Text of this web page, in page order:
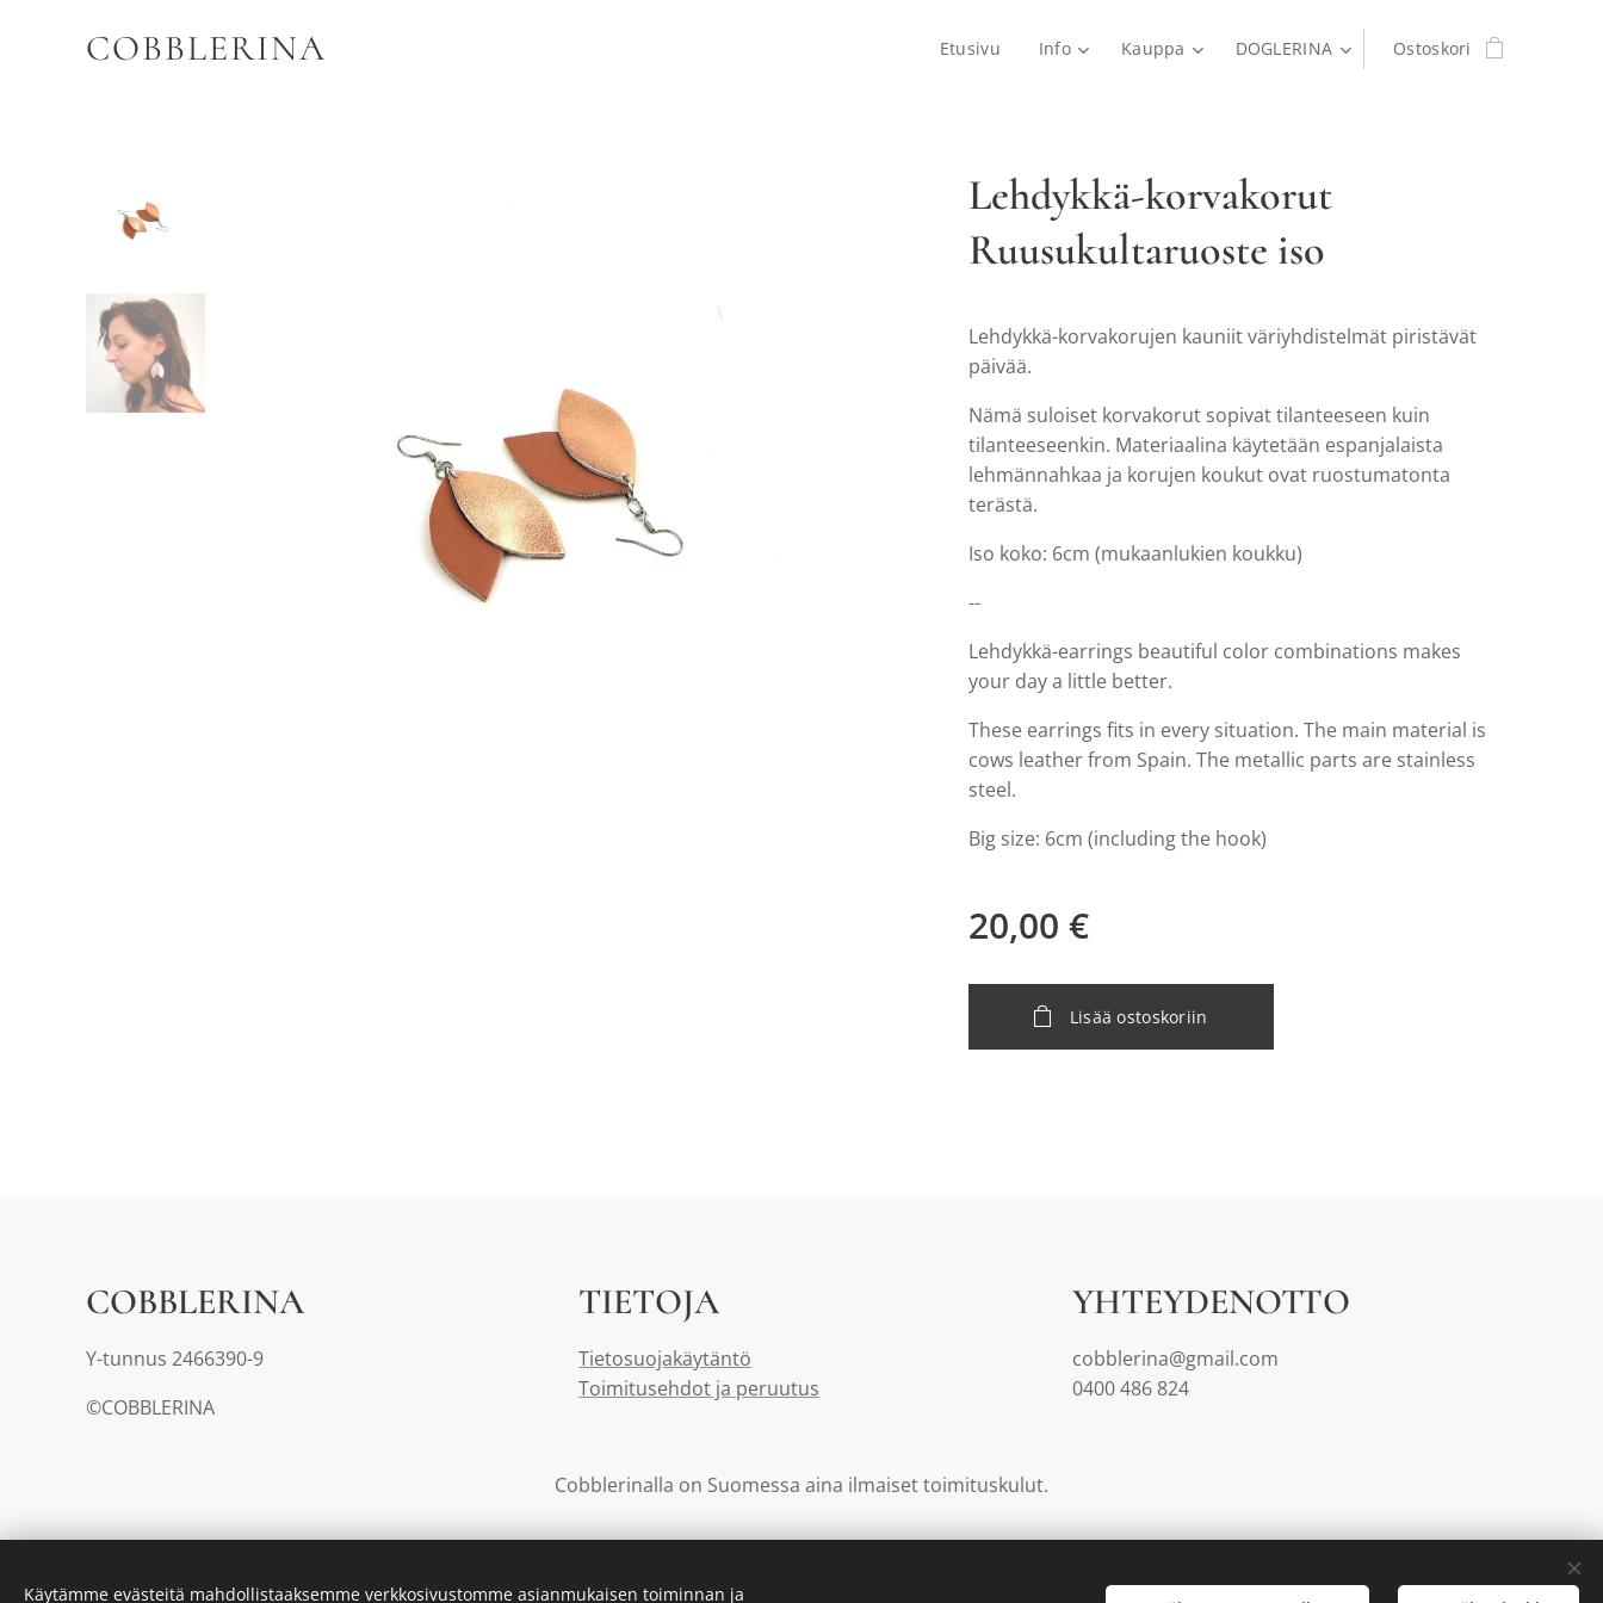
COBBLERINA Etusivu Info Kauppa DOGLERINA Ostoskori
Lehdykkä-korvakorut
Ruusukultaruoste iso
Lehdykkä-korvakorujen kauniit väriyhdistelmät piristävät
päivää.
Nämä suloiset korvakorut sopivat tilanteeseen kuin
tilanteeseenkin. Materiaalina käytetään espanjalaista
lehmännahkaa ja korujen koukut ovat ruostumatonta
terästä.
Iso koko: 6cm (mukaanlukien koukku)
--
Lehdykkä-earrings beautiful color combinations makes
your day a little better.
These earrings fits in every situation. The main material is
cows leather from Spain. The metallic parts are stainless
steel.
Big size: 6cm (including the hook)
20,00 €
Lisää ostoskoriin
COBBLERINA
Y-tunnus 2466390-9
©COBBLERINA
TIETOJA
Tietosuojakäytäntö
Toimitusehdot ja peruutus
YHTEYDENOTTO
cobblerina@gmail.com
0400 486 824
Cobblerinalla on Suomessa aina ilmaiset toimituskulut.
Käytämme evästeitä mahdollistaaksemme verkkosivustomme asianmukaisen toiminnan ja